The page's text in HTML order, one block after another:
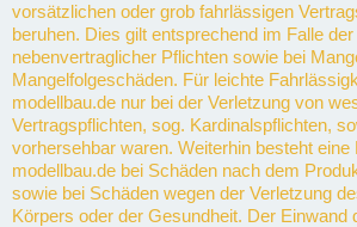
vorsätzlichen oder grob fahrlässigen
beruhen. Dies gilt entsprechend im Falle
nebenvertraglicher Pflichten sowie bei
Mangelfolgeschäden. Für leichte
modellbau.de nur bei der Verletzung von
Vertragspflichten, sog. Kardinalspflichten,
vorhersehbar waren. Weiterhin besteht eine
modellbau.de bei Schäden nach dem
sowie bei Schäden wegen der Verletzung
Körpers oder der Gesundheit. Der Einwand